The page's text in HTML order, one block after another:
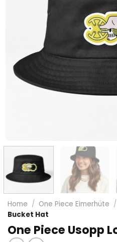
Home / One Piece Eimerhüte /
Bucket Hat
One Piece Usopp